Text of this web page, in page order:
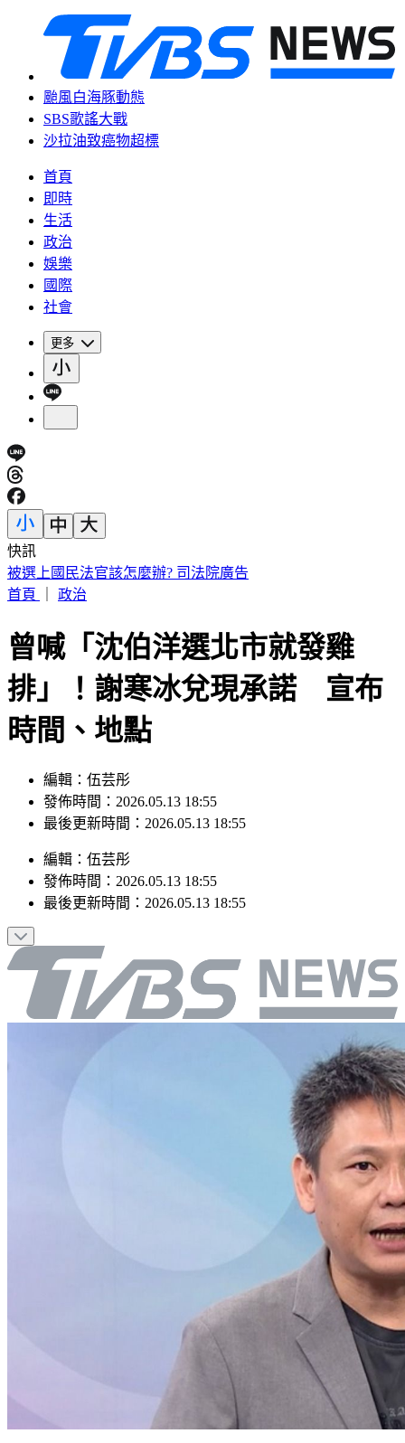
颱風白海豚動態
SBS歌謠大戰
沙拉油致癌物超標
首頁
即時
生活
政治
娛樂
國際
社會
更多
快訊
國家警報大響！下午2:30收「網路降速演習預告」
首頁
政治
曾喊「沈伯洋選北市就發雞
排」！謝寒冰兌現承諾 宣布
時間、地點
編輯：伍芸彤
發佈時間：2026.05.13 18:55
最後更新時間：2026.05.13 18:55
編輯 ： 伍芸彤
發佈時間： 2026.05.13 18:55
最後更新時間： 2026.05.13 18:55